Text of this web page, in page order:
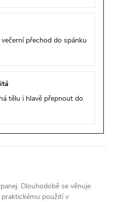
přechod do spánku
tělu i hlavě přepnout do
Dlouhodobě se věnuje
použití v